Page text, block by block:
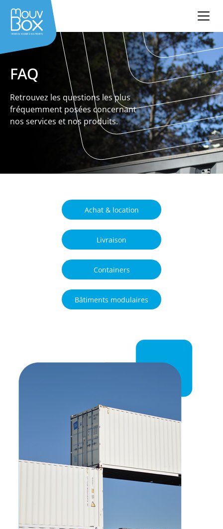
FAQ
Retrouvez les questions les plus
fréquemment posées concernant
nos services et nos produits.
Achat & location
Livraison
Containers
Bâtiments modulaires